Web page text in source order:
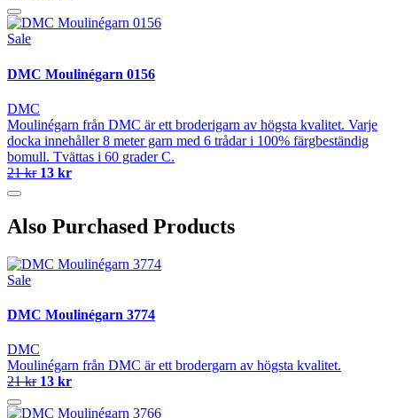
Sale
DMC Moulinégarn 0156
DMC
Moulinégarn från DMC är ett broderigarn av högsta kvalitet. Varje
docka innehåller 8 meter garn med 6 trådar i 100% färgbeständig
bomull. Tvättas i 60 grader C.
21 kr 13 kr
Also Purchased Products
Sale
DMC Moulinégarn 3774
DMC
Moulinégarn från DMC är ett brodergarn av högsta kvalitet.
21 kr 13 kr